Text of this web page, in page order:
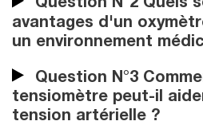
Question N°2 Quels
avantages d'un
un environnement
Question N°3
tensiomètre peut-il
tension artérielle ?